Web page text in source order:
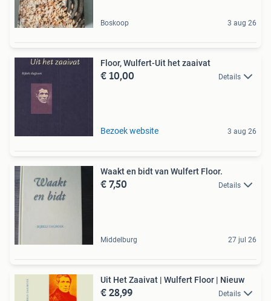
Boskoop 3 aug 26
Floor, Wulfert-Uit het zaaivat
€ 10,00 Details
Bezoek website 3 aug 26
Waakt en bidt van Wulfert Floor.
€ 7,50 Details
Middelburg 27 jul 26
Uit Het Zaaivat | Wulfert Floor | Nieuw
€ 28,99 Details